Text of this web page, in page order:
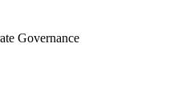
Governance